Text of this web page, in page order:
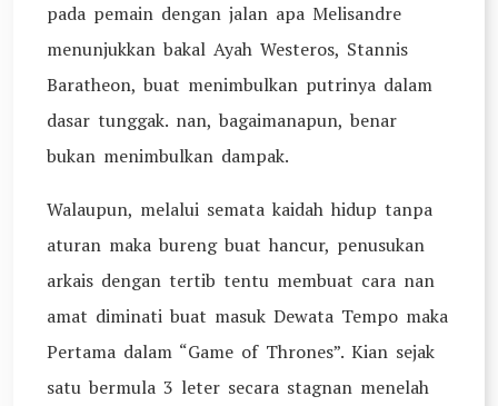
pada pemain dengan jalan apa Melisandre
menunjukkan bakal Ayah Westeros, Stannis
Baratheon, buat menimbulkan putrinya dalam
dasar tunggak. nan, bagaimanapun, benar
bukan menimbulkan dampak.
Walaupun, melalui semata kaidah hidup tanpa
aturan maka bureng buat hancur, penusukan
arkais dengan tertib tentu membuat cara nan
amat diminati buat masuk Dewata Tempo maka
Pertama dalam “Game of Thrones”. Kian sejak
satu bermula 3 leter secara stagnan menelah